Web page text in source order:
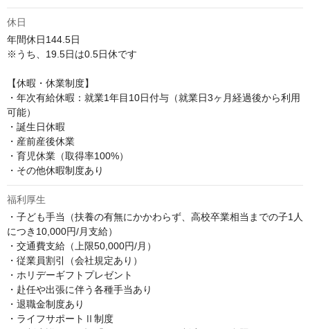
休日
年間休日144.5日
※うち、19.5日は0.5日休です
【休暇・休業制度】
・年次有給休暇：就業1年目10日付与（就業日3ヶ月経過後から利用
可能）
・誕生日休暇
・産前産後休業
・育児休業（取得率100%）
・その他休暇制度あり
福利厚生
・子ども手当（扶養の有無にかかわらず、高校卒業相当までの子1人
につき10,000円/月支給）
・交通費支給（上限50,000円/月）
・従業員割引（会社規定あり）
・ホリデーギフトプレゼント
・赴任や出張に伴う各種手当あり
・退職金制度あり
・ライフサポートⅡ制度